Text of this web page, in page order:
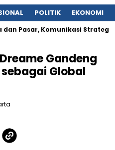
POLITIK EKONOMI
Komunikasi Strategis
Gandeng
Global